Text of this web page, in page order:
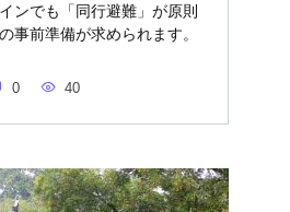
ンでも「同行避難」が原則
事前準備が求められます。
0 40